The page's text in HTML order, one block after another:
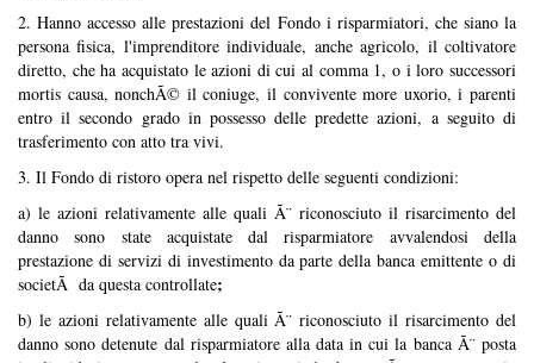
2. Hanno accesso alle prestazioni del Fondo i risparmiatori, che siano la
persona fisica, l'imprenditore individuale, anche agricolo, il coltivatore
diretto, che ha acquistato le azioni di cui al comma 1, o i loro successori
mortis causa, nonchÃ© il coniuge, il convivente more uxorio, i parenti
entro il secondo grado in possesso delle predette azioni, a seguito di
trasferimento con atto tra vivi.
3. Il Fondo di ristoro opera nel rispetto delle seguenti condizioni:
a) le azioni relativamente alle quali Ã¨ riconosciuto il risarcimento del
danno sono state acquistate dal risparmiatore avvalendosi della
prestazione di servizi di investimento da parte della banca emittente o di
societÃ da questa controllate;
b) le azioni relativamente alle quali Ã¨ riconosciuto il risarcimento del
danno sono detenute dal risparmiatore alla data in cui la banca Ã¨ posta